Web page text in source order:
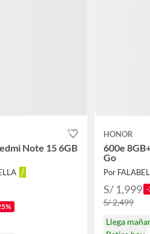
Note 15 6GB
HONOR
600e
Go
Por
S/ 1,999
S/ 2,499
Llega